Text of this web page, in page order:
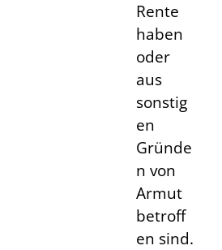
Rente
haben
oder
aus
sonstig
en
Gründe
n von
Armut
betroff
en sind.